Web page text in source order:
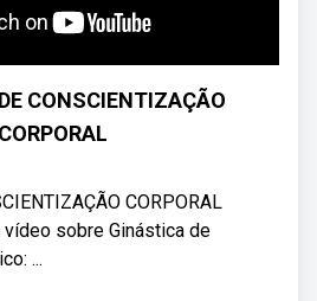
CONSCIENTIZAÇÃO
CORPORAL
CORPORAL
sobre Ginástica de
...